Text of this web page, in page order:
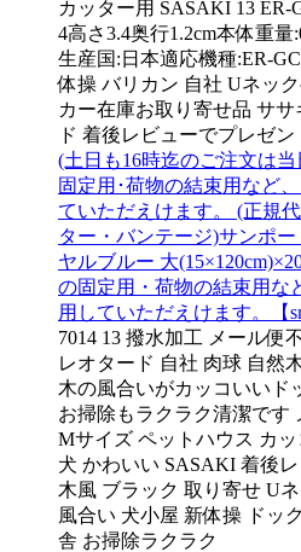
カッター用 SASAKI 13 ER-
4高さ3.4奥行1.2cm本体重
生産国:日本適応機種:ER-
体操 バリカン 自社 Uネッ
カー在庫お取り寄せ品 サ
ド 着後レビューでプレゼン
(土日も16時迄のご注文は
固定用･荷物の結束用など
ていただえけます。 (正規
ター・バンテージ)サンポ
ヤルブルー 大
の固定用・荷物の結束用な
用していただえけます。【
7014 13 撥水加工 メール便
レオタード 自社 肉球 自然
木の風合いがカッコいいド
お掃除もラクラク清潔です
Mサイズ ペットハウス カ
犬 かわいい SASAKI 着後
木風 ブラック 取り寄せ U
風合い 犬小屋 新体操 ドッ
舎 お掃除ラクラク